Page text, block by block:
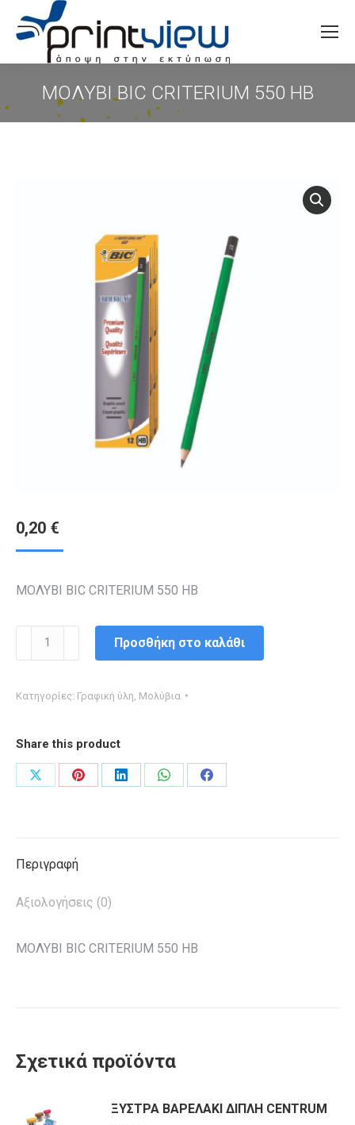
Search:
ΜΟΛΥΒΙ BIC CRITERIUM 550 HB
You are here:
0,20 €
ΜΟΛΥΒΙ BIC CRITERIUM 550 HB
ΜΟΛΥΒΙ
BIC
550
ποσότητα
Προσθήκη στο καλάθι
Κατηγορίες: Γραφική ύλη Μολύβια
Share this product
Share
Share
Share
Share
Share
Περιγραφή
Αξιολογήσεις (0)
ΜΟΛΥΒΙ BIC CRITERIUM 550 HB
Σχετικά προϊόντα
ΞΥΣΤΡΑ ΒΑΡΕΛΑΚΙ ΔΙΠΛΗ CENTRUM